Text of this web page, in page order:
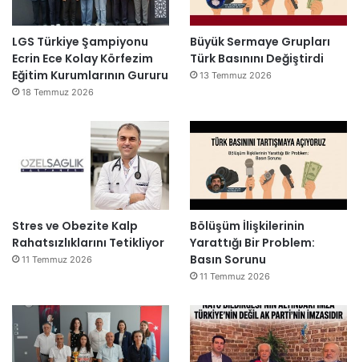
LGS Türkiye Şampiyonu
Ecrin Ece Kolay Körfezim
Eğitim Kurumlarının Gururu
18 Temmuz 2026
Büyük Sermaye Grupları
Türk Basınını Değiştirdi
13 Temmuz 2026
Stres ve Obezite Kalp
Rahatsızlıklarını Tetikliyor
11 Temmuz 2026
Bölüşüm İlişkilerinin
Yarattığı Bir Problem:
Basın Sorunu
11 Temmuz 2026